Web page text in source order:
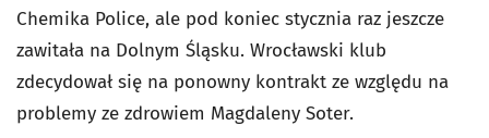
Chemika Police, ale pod koniec stycznia raz jeszcze
zawitała na Dolnym Śląsku. Wrocławski klub
zdecydował się na ponowny kontrakt ze względu na
problemy ze zdrowiem Magdaleny Soter.